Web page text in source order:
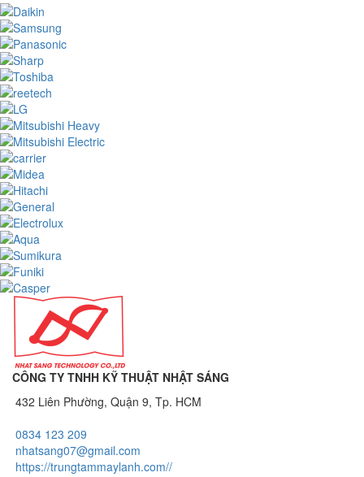
CÔNG TY TNHH KỸ THUẬT NHẬT SÁNG
432 Liên Phường, Quận 9, Tp. HCM
0834 123 209
nhatsang07@gmail.com
https://trungtammaylanh.com//